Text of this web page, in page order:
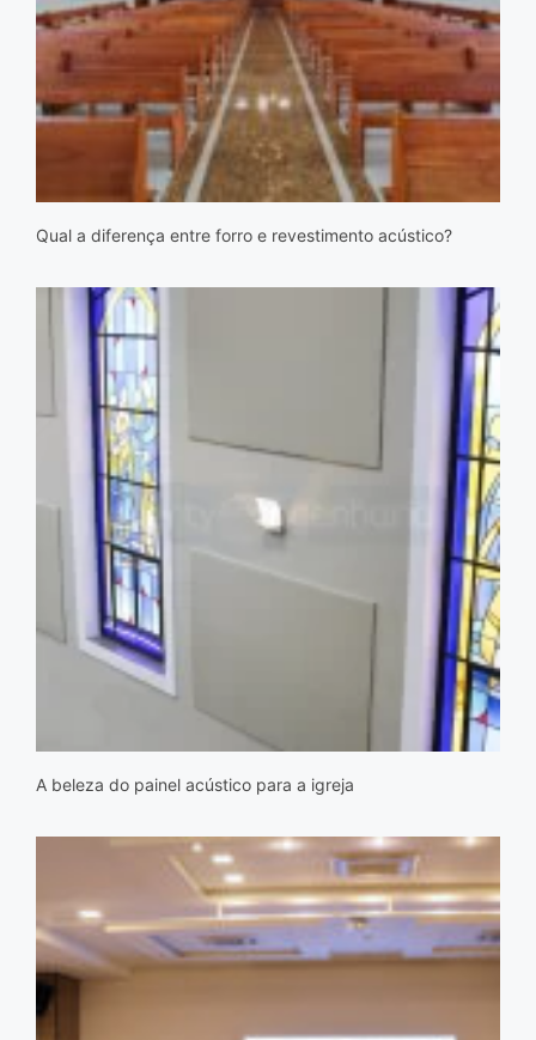
Qual a diferença entre forro e revestimento acústico?
A beleza do painel acústico para a igreja